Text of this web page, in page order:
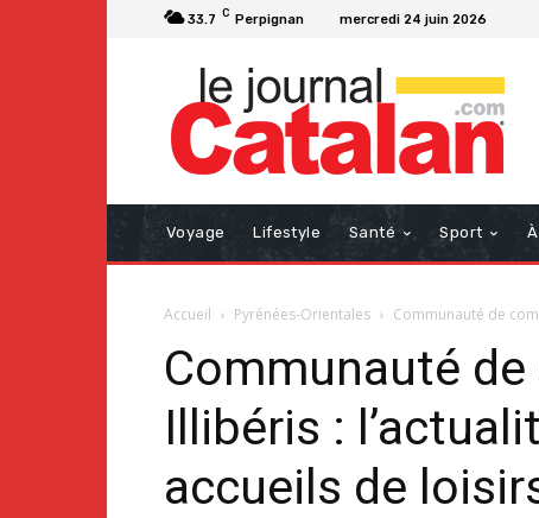
33.7 C Perpignan mercredi 24 juin 2026
Voyage Lifestyle Santé Sport
Accueil Pyrénées-Orientales Communauté de
Communauté
Illibéris :
accueils de